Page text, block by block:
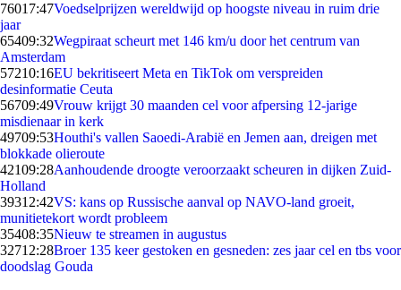
76017:47Voedselprijzen wereldwijd op hoogste niveau in ruim drie
jaar
65409:32Wegpiraat scheurt met 146 km/u door het centrum van
Amsterdam
57210:16EU bekritiseert Meta en TikTok om verspreiden
desinformatie Ceuta
56709:49Vrouw krijgt 30 maanden cel voor afpersing 12-jarige
misdienaar in kerk
49709:53Houthi's vallen Saoedi-Arabië en Jemen aan, dreigen met
blokkade olieroute
42109:28Aanhoudende droogte veroorzaakt scheuren in dijken Zuid-
Holland
39312:42VS: kans op Russische aanval op NAVO-land groeit,
munitietekort wordt probleem
35408:35Nieuw te streamen in augustus
32712:28Broer 135 keer gestoken en gesneden: zes jaar cel en tbs voor
doodslag Gouda